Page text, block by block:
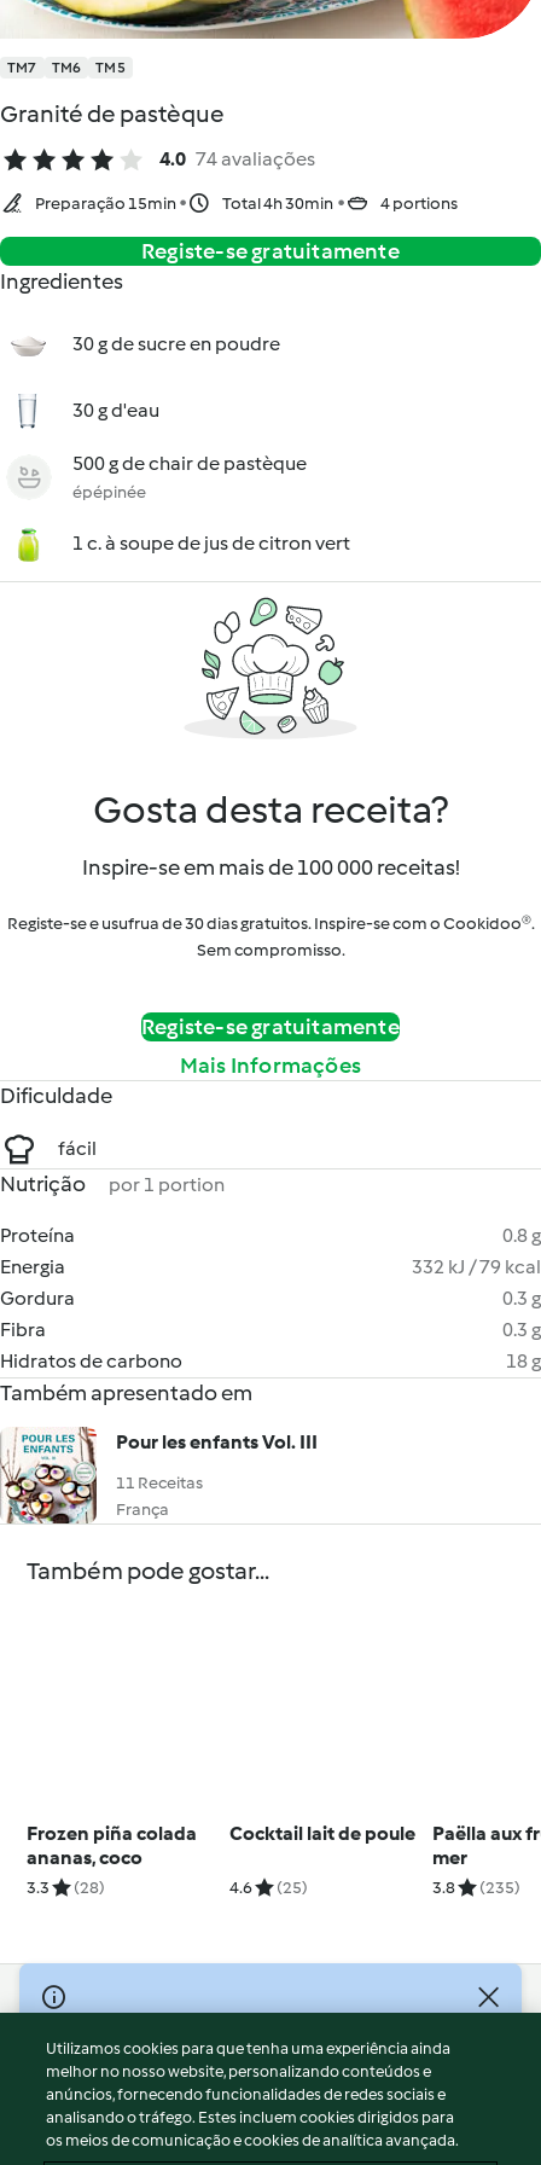
TM7 TM6 TM5
Granité de pastèque
4.0 74 avaliações
Preparação 15min Total 4h 30min 4 portions
Registe-se gratuitamente
Ingredientes
30 g de sucre en poudre
30 g d'eau
500 g de chair de pastèque
épépinée
1 c. à soupe de jus de citron vert
Gosta desta receita?
Inspire-se em mais de 100 000 receitas!
Registe-se e usufrua de 30 dias gratuitos. Inspire-se com o Cookidoo®.
Sem compromisso.
Registe-se gratuitamente
Mais Informações
Dificuldade
fácil
Nutrição por 1 portion
Proteína
0.8 g
Energia
332 kJ / 79 kcal
Gordura
0.3 g
Fibra
0.3 g
Hidratos de carbono
18 g
Também apresentado em
Pour les enfants Vol. III
11 Receitas
França
Também pode gostar...
Frozen piña colada
ananas, coco
3.3 (28)
Cocktail lait de poule
4.6 (25)
Paëlla aux
mer
3.8 (235)
© Copyright 2026
Termos de Utilização
Aviso sobre Proteção de Dados
Aviso
Apoio legal
Utilizamos cookies para que tenha uma experiência ainda
melhor no nosso website, personalizando conteúdos e
anúncios, fornecendo funcionalidades de redes sociais e
analisando o tráfego. Estes incluem cookies dirigidos para
os meios de comunicação e cookies de analítica avançada.